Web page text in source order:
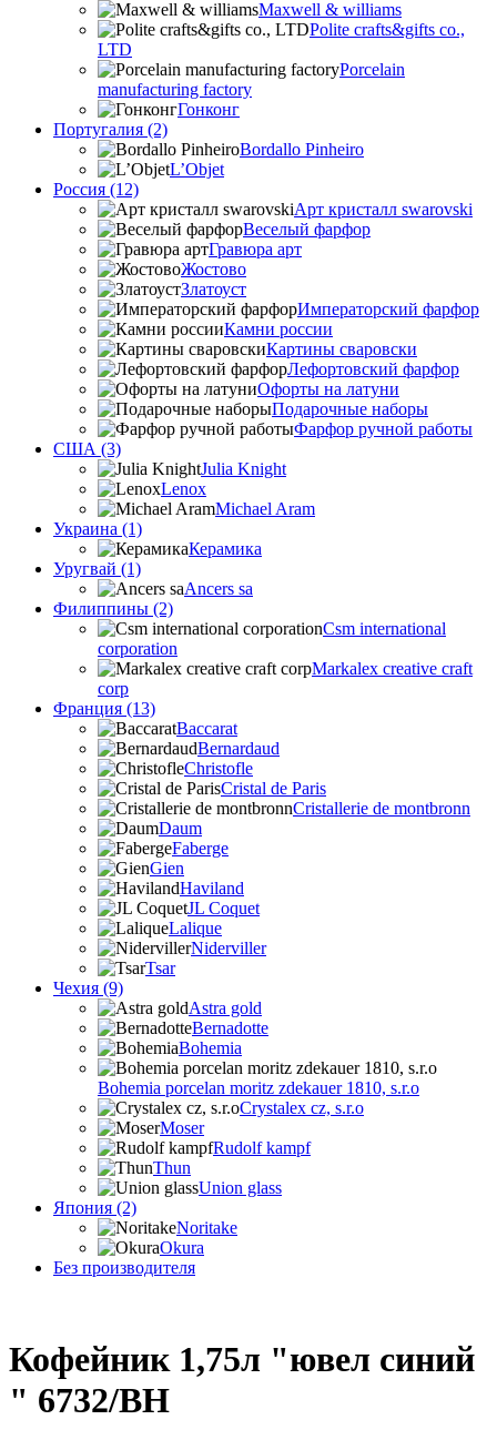
Maxwell & williams
Polite crafts&gifts co.,
LTD
Porcelain
manufacturing factory
Гонконг
Португалия (2)
Bordallo Pinheiro
L’Objet
Россия (12)
Арт кристалл swarovski
Веселый фарфор
Гравюра арт
Жостово
Златоуст
Императорский фарфор
Камни россии
Картины сваровски
Лефортовский фарфор
Офорты на латуни
Подарочные наборы
Фарфор ручной работы
США (3)
Julia Knight
Lenox
Michael Aram
Украина (1)
Керамика
Уругвай (1)
Ancers sa
Филиппины (2)
Csm international
corporation
Markalex creative craft
corp
Франция (13)
Baccarat
Bernardaud
Christofle
Cristal de Paris
Cristallerie de montbronn
Daum
Faberge
Gien
Haviland
JL Coquet
Lalique
Niderviller
Tsar
Чехия (9)
Astra gold
Bernadotte
Bohemia
Bohemia porcelan moritz zdekauer 1810, s.r.o
Crystalex cz, s.r.o
Moser
Rudolf kampf
Thun
Union glass
Япония (2)
Noritake
Okura
Без производителя
Кофейник 1,75л "ювел синий
" 6732/BH